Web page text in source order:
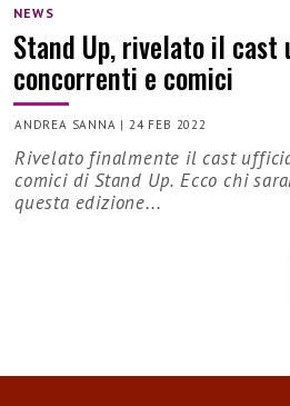
NEWS
Stand Up, rivelato il cast
concorrenti e comici
ANDREA SANNA |24 FEB 2022
Rivelato finalmente il cast
comici di Stand Up. Ecco chi
questa edizione...